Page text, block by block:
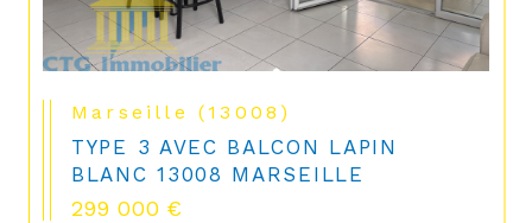
Marseille (13008)
TYPE 3 AVEC BALCON LAPIN
BLANC 13008 MARSEILLE
299 000 €